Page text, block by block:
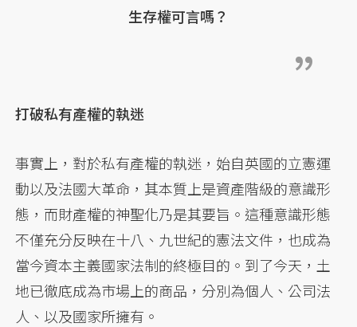
生存權可言嗎？
打破私有產權的執迷
事實上，對於私有產權的執迷，始自英國的立憲運
動以及法國大革命，其本質上是資產階級的意識形
態，而財產權的神聖化乃是其要旨。這種意識形態
不僅充分反映在十八、九世紀的憲法文件，也成為
當今資本主義國家法制的終極目的。到了今天，土
地已徹底成為市場上的商品，分別為個人、公司法
人、以及國家所擁有。